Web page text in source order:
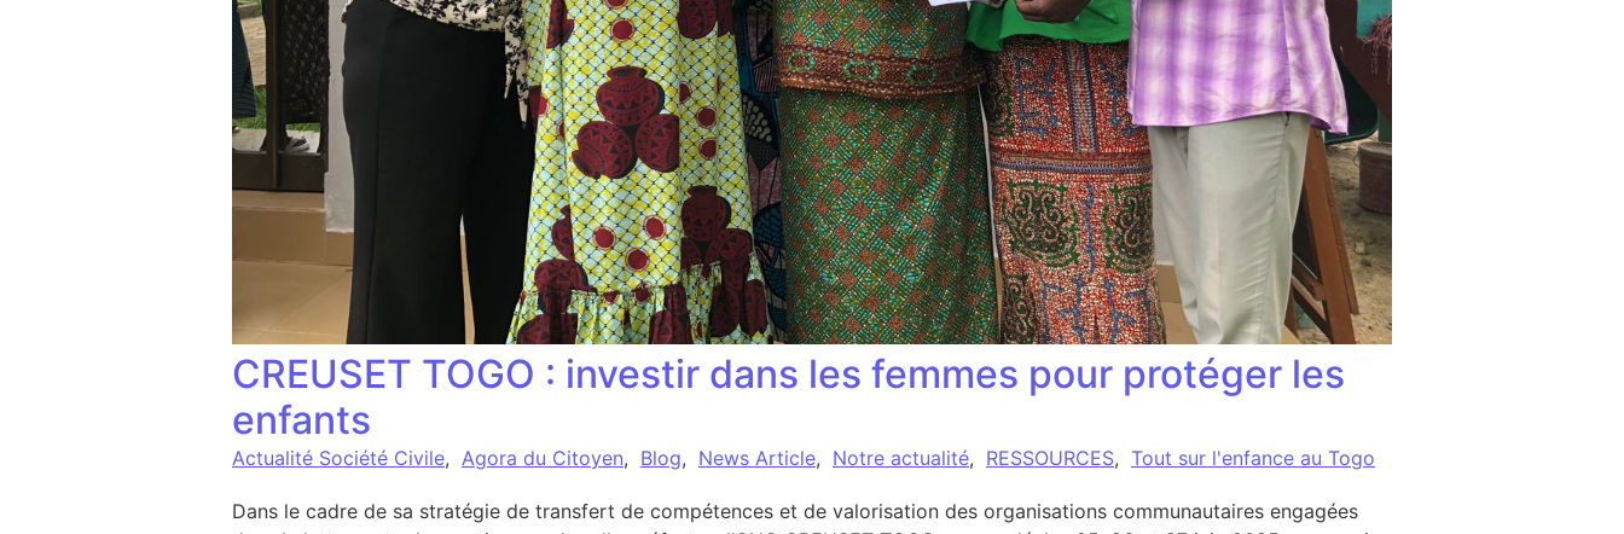
CREUSET TOGO : investir dans les femmes pour protéger les
enfants
Actualité Société Civile, Agora du Citoyen, Blog, News Article, Notre actualité, RESSOURCES, Tout sur l'enfance au Togo
Dans le cadre de sa stratégie de transfert de compétences et de valorisation des organisations communautaires engagées